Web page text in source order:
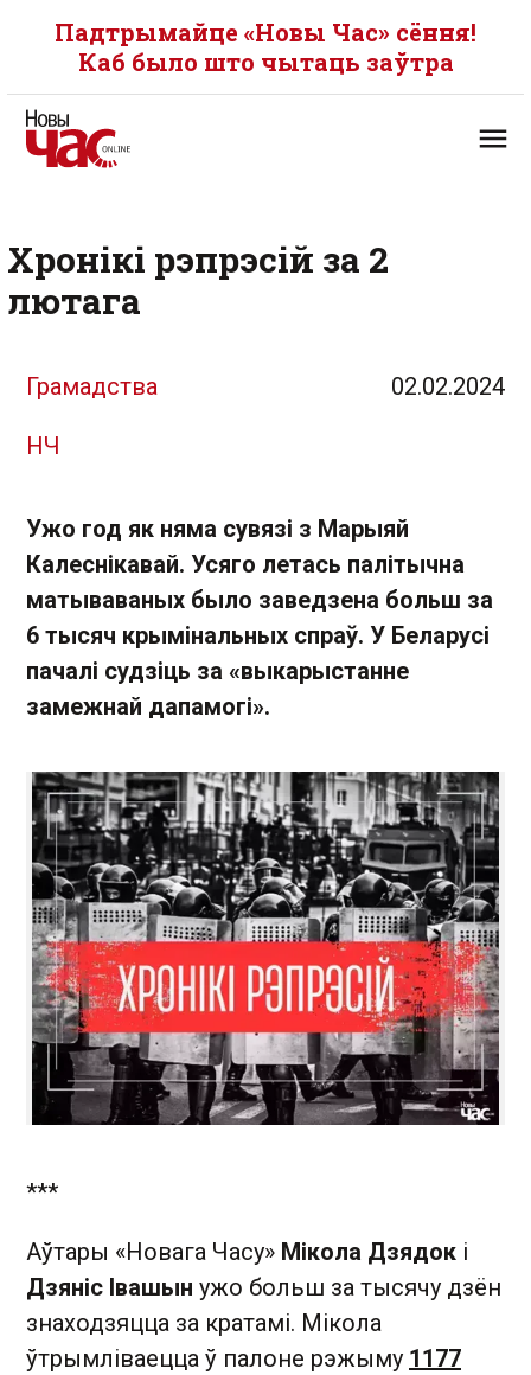
Падтрымайце «Новы Час» сёння!
Каб было што чытаць заўтра
Хронікі рэпрэсій за 2
лютага
Грамадства 02.02.2024
НЧ
Ужо год як няма сувязі з Марыяй
Калеснікавай. Усяго летась палітычна
матываваных было заведзена больш за
6 тысяч крымінальных спраў. У Беларусі
пачалі судзіць за «выкарыстанне
замежнай дапамогі».
***
Аўтары «Новага Часу» Мікола Дзядок і
Дзяніс Івашын ужо больш за тысячу дзён
знаходзяцца за кратамі. Мікола
ўтрымліваецца ў палоне рэжыму 1177